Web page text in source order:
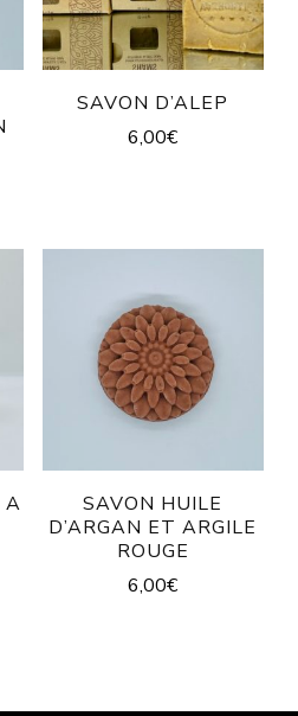
SAVON D’ALEP
6,00€
A
SAVON HUILE
D’ARGAN ET ARGILE
ROUGE
6,00€